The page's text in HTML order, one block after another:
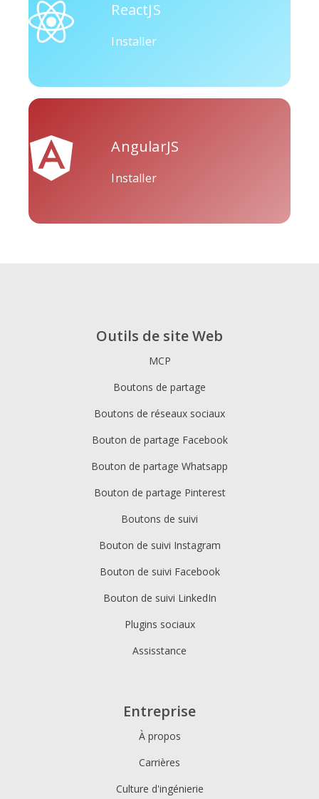
Tripadvisor Vimeo
ReactJS
Installer
AngularJS
Installer
Outils de site Web
MCP
Boutons de partage
Boutons de réseaux sociaux
Bouton de partage Facebook
Bouton de partage Whatsapp
Bouton de partage Pinterest
Boutons de suivi
Bouton de suivi Instagram
Bouton de suivi Facebook
Bouton de suivi LinkedIn
Plugins sociaux
Assisstance
Entreprise
À propos
Carrières
Culture d'ingénierie